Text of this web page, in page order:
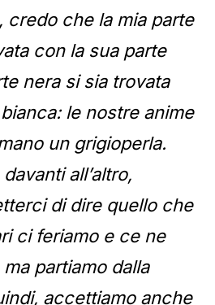
credo che la mia parte
con la sua parte
nera si sia trovata
le nostre anime
un grigioperla.
all’altro,
di dire quello che
ci feriamo e ce ne
partiamo dalla
accettiamo anche